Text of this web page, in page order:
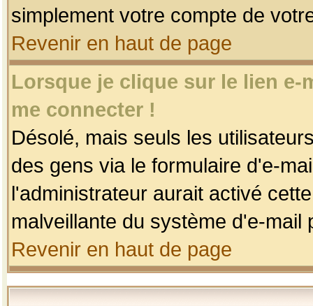
simplement votre compte de
Revenir en haut de page
Lorsque je clique sur le lien
me connecter !
Désolé, mais seuls les
des gens via le formulaire d'e-
l'administrateur aurait activé
malveillante du système d'e-
Revenir en haut de page